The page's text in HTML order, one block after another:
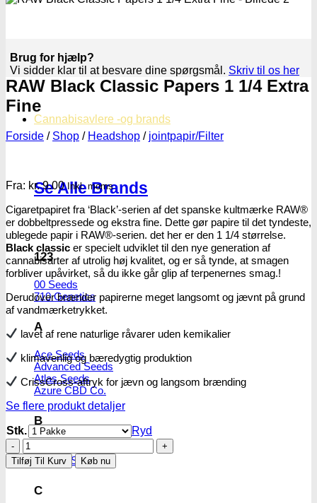
Cannabisavlere -og brands
Se Alle Brands
123
00 Seeds
710 Genetics
A
Ace Seeds
Advanced Seeds
Atlas Seeds
Azure CBD Co.
B
Bulldog Seeds
C
Brug for hjælp?
Vi sidder klar til at besvare dine spørgsmål. Skriv til os her
RAW Black Classic Papers 1 1/4 Extra
Fine
Forside / Shop / Headshop / jointpapir/Filter
Fra: kr.9.00 Inkl. moms
Cigaretpapiret fra ‘Black’-serien af ​​det spanske kultmærke RAW®
er dobbeltpressede og ekstra fine. Dette gør papire til det tyndeste,
ublegede papir i RAW®-serien. det her er den 1 1/4 størrelse.
Black classic er specielt udviklet til den nye generation af
cannabisarter af utrolig høj kvalitet, og er så tynde, at smagen
forbliver upåvirket, så du ikke går glip af terpenernes smag.!
Derudover brænder papirerne meget langsomt og jævnt på grund
af vandmærketrykket.
lavet af rene naturlige råvarer uden kemikalier
klimavenlig og bæredygtig produktion
CrissCross-aftryk for jævn og langsom brænding
Se flere produkt detaljer
Stk.
Ryd
RAW
Black
Classic
Tilføj Til Kurv Køb nu